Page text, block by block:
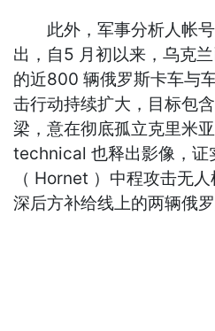
此外，军事分析人帐
出，自5 月初以来，乌克
的近800 辆俄罗斯卡车与
击行动持续扩大，目标包
梁，意在彻底孤立克里米
technical 也释出影像，证
（ Hornet ）中程攻击无
深后方补给线上的两辆俄罗